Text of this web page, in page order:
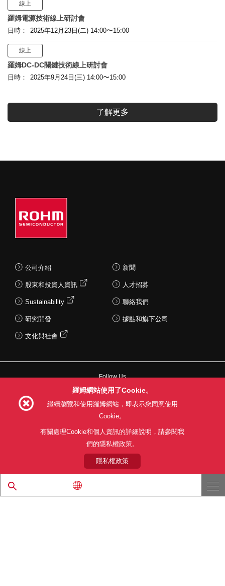
線上
羅姆電源技術線上研討會
日時： 2025年12月23日(二) 14:00〜15:00
線上
羅姆DC-DC關鍵技術線上研討會
日時： 2025年9月24日(三) 14:00〜15:00
了解更多
公司介紹
股東和投資人資訊
Sustainability
研究開發
文化與社會
新聞
人才招募
聯絡我們
據點和旗下公司
Follow Us
網站使用條款 利用目的 隱私權政策
網站地圖
關於本公司產品銷售之標準條款(PDF)
© 1997 - 2026 ROHM CO., LTD. ALL RIGHTS RESERVED.
羅姆網站使用了Cookie。
繼續瀏覽和使用羅姆網站，即表示您同意使用
Cookie。
有關處理Cookie和個人資訊的詳細說明，請參閱我
們的隱私權政策。
隱私權政策